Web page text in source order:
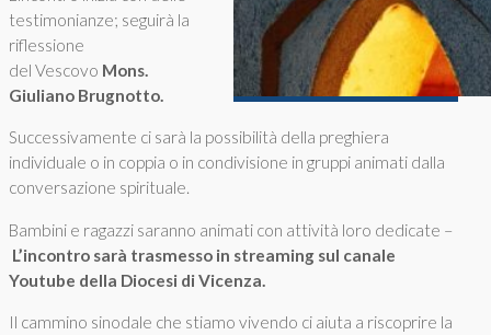
testimonianze; seguirà la
riflessione
del Vescovo Mons.
Giuliano Brugnotto.
Successivamente ci sarà la possibilità della preghiera
individuale o in coppia o in condivisione in gruppi animati dalla
conversazione spirituale.
Bambini e ragazzi saranno animati con attività loro dedicate –
L’incontro sarà trasmesso in streaming sul canale
Youtube della Diocesi di Vicenza.
Il cammino sinodale che stiamo vivendo ci aiuta a riscoprire la